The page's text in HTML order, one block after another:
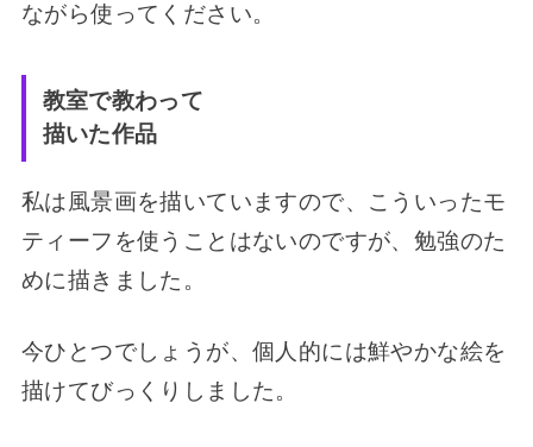
ながら使ってください。
教室で教わって
描いた作品
私は風景画を描いていますので、こういったモ
ティーフを使うことはないのですが、勉強のた
めに描きました。
今ひとつでしょうが、個人的には鮮やかな絵を
描けてびっくりしました。